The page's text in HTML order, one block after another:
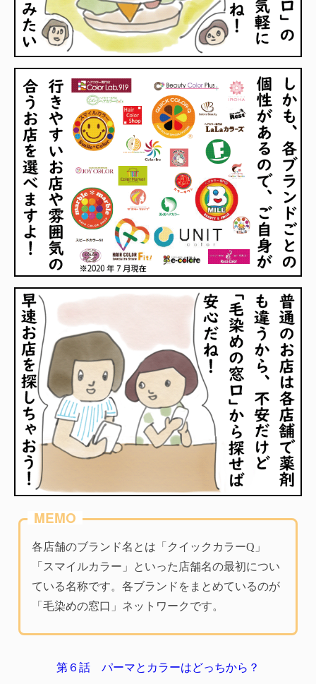
各店舗のブランド名とは「クイックカラーQ」
「スマイルカラー」といった店舗名の最初につい
ている名称です。各ブランドをまとめているのが
「毛染めの窓口」ネットワークです。
第６話 パーマとカラーはどっちから？